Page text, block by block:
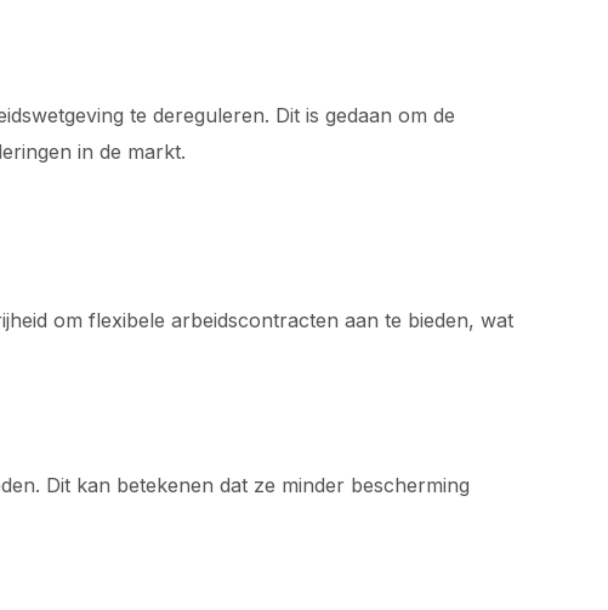
te dereguleren. Dit is gedaan om de
in de markt.
om flexibele arbeidscontracten aan te bieden, wat
Dit kan betekenen dat ze minder bescherming